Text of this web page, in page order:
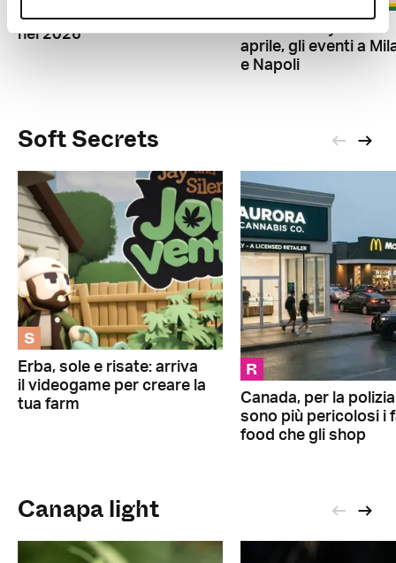
sulla festa della cannabis
nel 2026
aprile, gli eventi a
e Napoli
Soft Secrets
S
Erba, sole e risate: arriva
il videogame per creare la
tua farm
R
Canada, per la polizia
sono più pericolosi i
food che gli shop
Canapa light